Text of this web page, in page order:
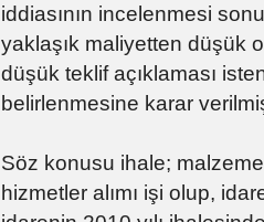
iddiasının incelenmesi
yaklaşık maliyetten düşük
düşük teklif açıklaması
belirlenmesine karar
Söz konusu ihale;
hizmetler alımı işi olup,